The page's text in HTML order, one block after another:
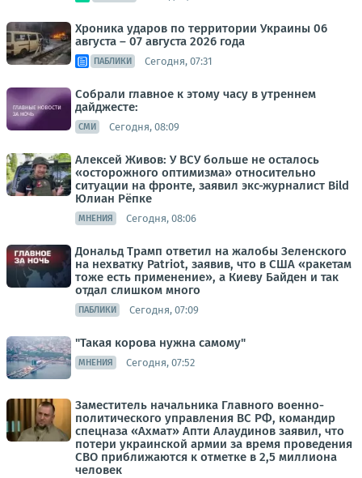
Хроника ударов по территории Украины 06
августа – 07 августа 2026 года
ПАБЛИКИ Сегодня, 07:31
Собрали главное к этому часу в утреннем
дайджесте:
СМИ Сегодня, 08:09
Алексей Живов: У ВСУ больше не осталось
«осторожного оптимизма» относительно
ситуации на фронте, заявил экс-журналист Bild
Юлиан Рёпке
МНЕНИЯ Сегодня, 08:06
Дональд Трамп ответил на жалобы Зеленского
на нехватку Patriot, заявив, что в США «ракетам
тоже есть применение», а Киеву Байден и так
отдал слишком много
ПАБЛИКИ Сегодня, 07:09
"Такая корова нужна самому"
МНЕНИЯ Сегодня, 07:52
Заместитель начальника Главного военно-
политического управления ВС РФ, командир
спецназа «Ахмат» Апти Алаудинов заявил, что
потери украинской армии за время проведения
СВО приближаются к отметке в 2,5 миллиона
человек